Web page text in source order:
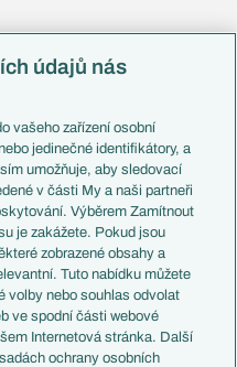
Česko
Francie
Itálie
Německo
Španělsko
Argentina
Brazílie
Přestupy
Zápasy
Livescore
Tipovací soutěž
údajů nás
vašeho zařízení osobní
jedinečné identifikátory, a
umožňuje, aby sledovací
v části My a naši partneři
Výběrem Zamítnout
je zakážete. Pokud jsou
zobrazené obsahy a
Tuto nabídku můžete
volby nebo souhlas odvolat
ve spodní části webové
Internetová stránka. Další
ochrany osobních